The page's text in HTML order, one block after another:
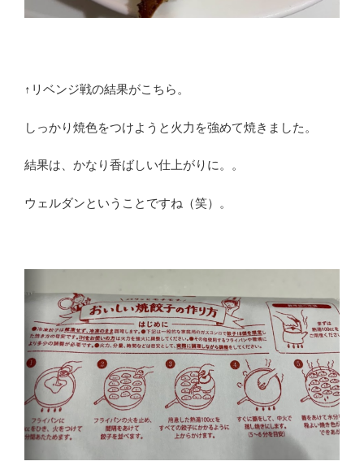
↑リベンジ戦の結果がこちら。
しっかり焼色をつけようと火力を強めて焼きました。
結果は、かなり香ばしい仕上がりに。。
ウェルダンということですね（笑）。